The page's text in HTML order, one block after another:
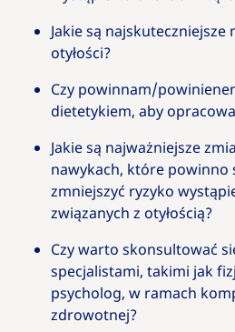
Jakie są najskuteczniejsze
otyłości?
Czy powinnam/
dietetykiem, aby
Jakie są najważniejsze
nawykach, które powinno
zmniejszyć ryzyko
związanych z otyłością?
Czy warto skonsultować
specjalistami, takimi jak
psycholog, w ramach
zdrowotnej?